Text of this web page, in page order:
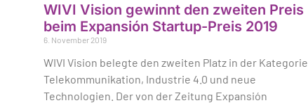
WIVI Vision gewinnt den zweiten Preis
beim Expansión Startup-Preis 2019
6. November 2019
WIVI Vision belegte den zweiten Platz in der Kategorie
Telekommunikation, Industrie 4.0 und neue
Technologien. Der von der Zeitung Expansión